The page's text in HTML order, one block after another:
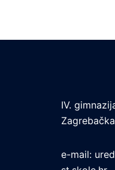
IV.
e-mail: